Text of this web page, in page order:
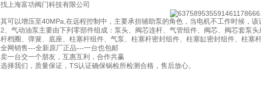
找上海富功阀门科技有限公司
其可以增压至40MPa,在远程控制中，主要承担辅助泵的角色，当电机不工作时候，该
2、气动油泵主要由下列零部件组成：泵头、阀芯连杆、气管组件、阀芯、阀芯套泵
杆档圈、弹簧、底座、柱塞杆组件、气泵、柱塞杆密封组件、柱塞缸密封组件、柱塞
全网销售---全新原厂正品---一台也包邮
卖一台交一个朋友，互惠互利，合作共赢
选择我们，质量保证，TS认证确保锅检所检测合格，售后放心。